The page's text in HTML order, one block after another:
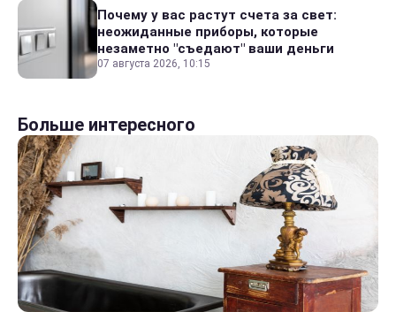
Почему у вас растут счета за свет:
неожиданные приборы, которые
незаметно "съедают" ваши деньги
07 августа 2026, 10:15
Больше интересного